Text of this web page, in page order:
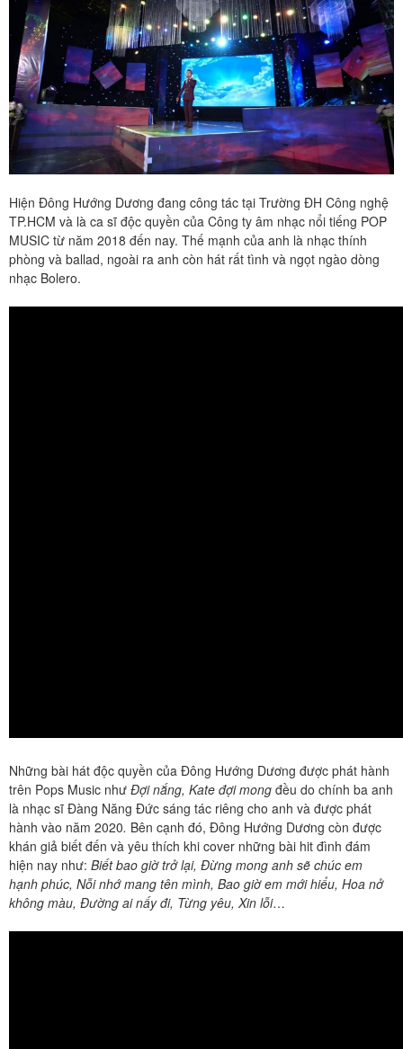
Hiện Đông Hướng Dương đang công tác tại Trường ĐH Công nghệ
TP.HCM và là ca sĩ độc quyền của Công ty âm nhạc nổi tiếng POP
MUSIC từ năm 2018 đến nay. Thế mạnh của anh là nhạc thính
phòng và ballad, ngoài ra anh còn hát rất tình và ngọt ngào dòng
nhạc Bolero.
Những bài hát độc quyền của Đông Hướng Dương được phát hành
trên Pops Music như Đợi nắng, Kate đợi mong đều do chính ba anh
là nhạc sĩ Đàng Năng Đức sáng tác riêng cho anh và được phát
hành vào năm 2020. Bên cạnh đó, Đông Hướng Dương còn được
khán giả biết đến và yêu thích khi cover những bài hit đình đám
hiện nay như: Biết bao giờ trở lại, Đừng mong anh sẽ chúc em
hạnh phúc, Nỗi nhớ mang tên mình, Bao giờ em mới hiểu, Hoa nở
không màu, Đường ai nấy đi, Từng yêu, Xin lỗi…